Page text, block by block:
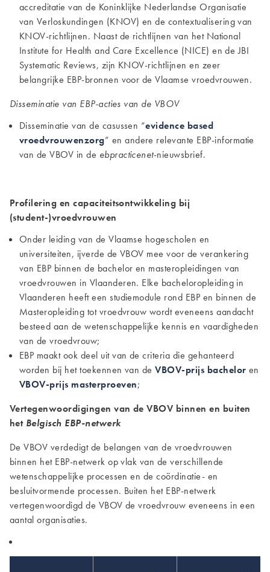
accreditatie van de Koninklijke Nederlandse Organisatie
van Verloskundingen (KNOV) en de contextualisering van
KNOV-richtlijnen. Naast de richtlijnen van het National
Institute for Health and Care Excellence (NICE) en de JBI
Systematic Reviews, zijn KNOV-richtlijnen en zeer
belangrijke EBP-bronnen voor de Vlaamse vroedvrouwen.
Disseminatie van EBP-acties van de VBOV
Disseminatie van de casussen “evidence based
vroedvrouwenzorg” en andere relevante EBP-informatie
van de VBOV in de ebpracticenet-nieuwsbrief.
Profilering en capaciteitsontwikkeling bij
(student-)vroedvrouwen
Onder leiding van de Vlaamse hogescholen en
universiteiten, ijverde de VBOV mee voor de verankering
van EBP binnen de bachelor en masteropleidingen van
vroedvrouwen in Vlaanderen. Elke bacheloropleiding in
Vlaanderen heeft een studiemodule rond EBP en binnen de
Masteropleiding tot vroedvrouw wordt eveneens aandacht
besteed aan de wetenschappelijke kennis en vaardigheden
van de vroedvrouw;
EBP maakt ook deel uit van de criteria die gehanteerd
worden bij het toekennen van deVBOV-prijs bachelor en
VBOV-prijs masterproeven;
Vertegenwoordigingen van de VBOV binnen en buiten
het Belgisch EBP-netwerk
De VBOV verdedigt de belangen van de vroedvrouwen
binnen het EBP-netwerk op vlak van de verschillende
wetenschappelijke processen en de coördinatie- en
besluitvormende processen. Buiten het EBP-netwerk
vertegenwoordigd de VBOV de vroedvrouw eveneens in een
aantal organisaties.